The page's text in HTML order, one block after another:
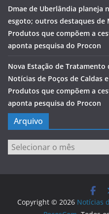
Dmae de Uberlândia planeja
esgoto; outros destaques de
Produtos que compõem a
aponta pesquisa do Procon
Nova Estação de
Notícias de Poços de Caldas
Produtos que compõem a
aponta pesquisa do Procon
Arquivo
Arquivo
Copyright © 2026 Notícias